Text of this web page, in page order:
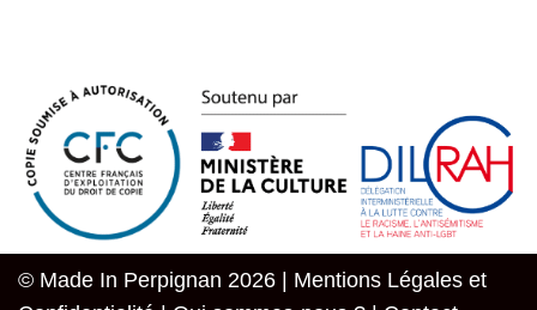
© Made In Perpignan 2026 | Mentions Légales et